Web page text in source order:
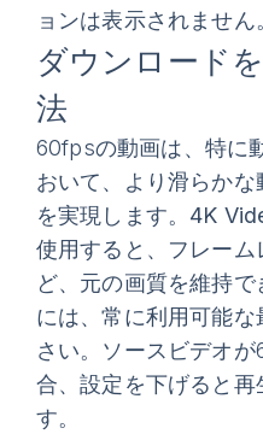
ョンは表示されません
ダウンロード
法
60fpsの動画は、特に
おいて、より滑らか
を実現します。 4K
使用すると、フレー
ど、元の画質を維持
には、常に利用可能
さい。ソースビデオ
合、設定を下げると再
す。